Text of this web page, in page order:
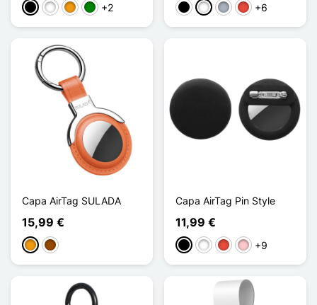
PretoBrancoLaranjaVerde
+2 PretoBrancoCinzento
Vermelho
+6
Capa AirTag SULADA
15,99 €
LaranjaCastanho
Capa AirTag Pin Style
11,99 €
PretoBrancoVermelho
Rosa+9